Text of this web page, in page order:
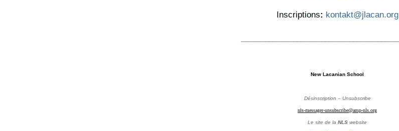
Inscriptions: kontakt@jlacan.org
New Lacanian School
Désinscription – Unsubscribe
nls-messager-unsubscribe@amp-nls.org
Le site de la NLS website